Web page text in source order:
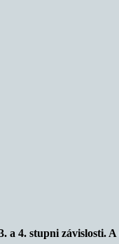
a 4. stupni závislosti.